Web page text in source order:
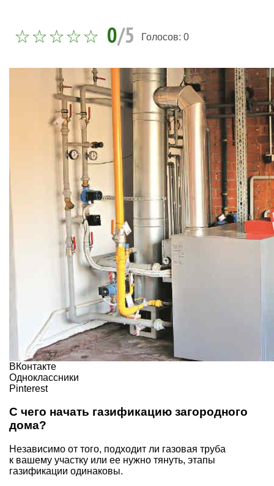
0/5 Голосов: 0
ВКонтакте
Одноклассники
Pinterest
С чего начать газификацию загородного
дома?
Независимо от того, подходит ли газовая труба
к вашему участку или ее нужно тянуть, этапы
газификации одинаковы.